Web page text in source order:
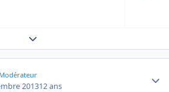
Expand topic overview
Modérateur
201312 ans